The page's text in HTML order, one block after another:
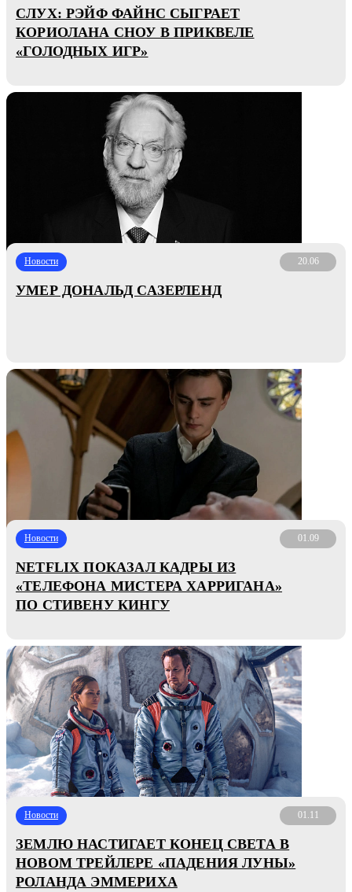
СЛУХ: РЭЙФ ФАЙНС СЫГРАЕТ
КОРИОЛАНА СНОУ В ПРИКВЕЛЕ
«ГОЛОДНЫХ ИГР»
Новости 20.06
УМЕР ДОНАЛЬД САЗЕРЛЕНД
Новости 01.09
NETFLIX ПОКАЗАЛ КАДРЫ ИЗ
«ТЕЛЕФОНА МИСТЕРА ХАРРИГАНА»
ПО СТИВЕНУ КИНГУ
Новости 01.11
ЗЕМЛЮ НАСТИГАЕТ КОНЕЦ СВЕТА В
НОВОМ ТРЕЙЛЕРЕ «ПАДЕНИЯ ЛУНЫ»
РОЛАНДА ЭММЕРИХА